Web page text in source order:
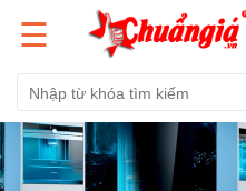
☰